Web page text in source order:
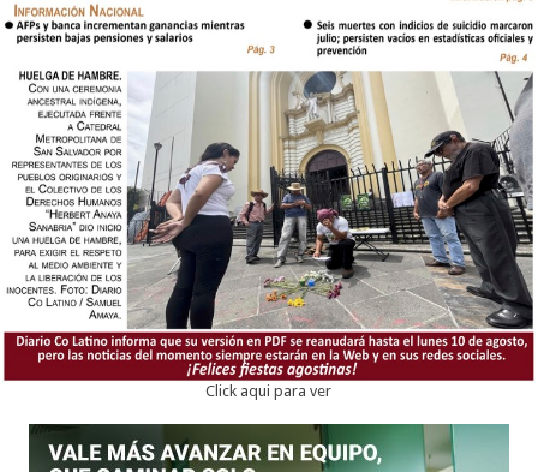
Click aqui para ver